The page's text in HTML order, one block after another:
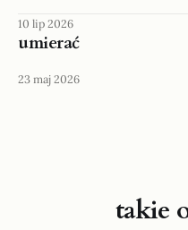
10 lip 2026
umierać
23 maj 2026
takie